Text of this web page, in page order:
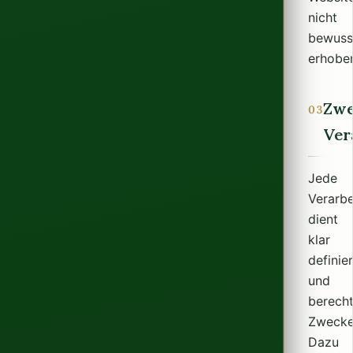
nicht
03
Jede
dient
klar
und
Dazu